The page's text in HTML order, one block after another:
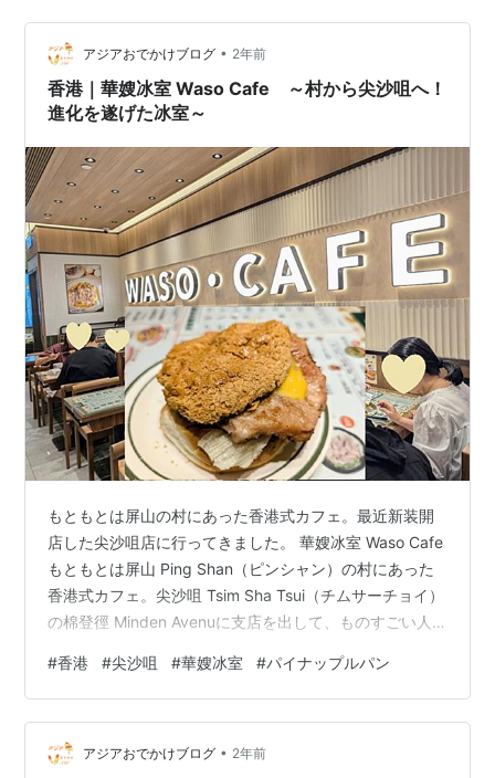
とまだいくつか空席があったので、すぐに座れました。
池記幸運星 Chee Key Lucky S…
アジアおでかけブログ • 2年前
香港｜華嫂冰室 Waso Cafe ～村から尖沙咀へ！
進化を遂げた冰室～
もともとは屏山の村にあった香港式カフェ。最近新装開
店した尖沙咀店に行ってきました。 華嫂冰室 Waso Cafe
もともとは屏山 Ping Shan（ピンシャン）の村にあった
香港式カフェ。尖沙咀 Tsim Sha Tsui（チムサーチョイ）
の棉登徑 Minden Avenuに支店を出して、ものすごい人
に引っ越しました。 華嫂冰室 Waso Cafe こちらです↑い
つもだったら平日でも店先でテーブルを持っている人が
かなりの数いますが、この日はラッキーなことに誰も待
っていませんでした🙀 華嫂冰室 Waso Cafe というわけ
#香港 #尖沙咀 #華嫂冰室 #パイナップルパン
アジアおでかけブログ • 2年前